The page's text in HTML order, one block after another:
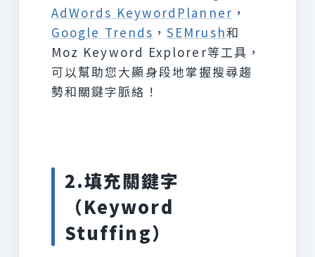
AdWords KeywordPlanner ，
Google Trends ，SEMrush和
Moz Keyword Explorer等工具，
可以幫助您大顯身段地掌握搜尋趨
勢和關鍵字脈絡！
2.填充關鍵字
（Keyword
Stuffing）